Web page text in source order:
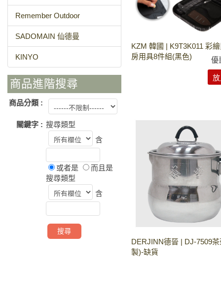
Remember Outdoor
SADOMAIN 仙德曼
KINYO
商品進階搜尋
商品分類 :
關鍵字 : 搜尋類型
含
或者是
而且是
搜尋類型
含
KZM 韓國 | K9T3K011 彩
房用具8件組(黑色)
優
DERJINN德晉 | DJ-7509
製)-缺貨